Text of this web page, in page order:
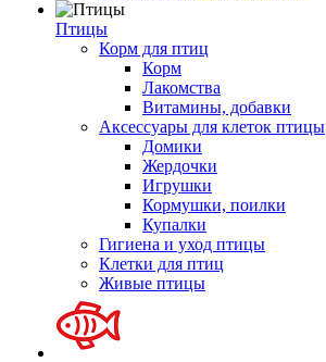
Птицы
Корм для птиц
Корм
Лакомства
Витамины, добавки
Аксессуары для клеток птицы
Домики
Жердочки
Игрушки
Кормушки, поилки
Купалки
Гигиена и уход птицы
Клетки для птиц
Живые птицы